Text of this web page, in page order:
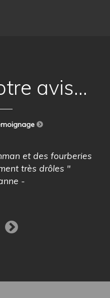
avis...
et des fourberies
très drôles "
-